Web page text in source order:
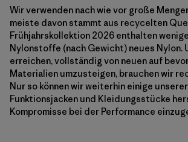
Wir verwenden nach wie vor große
meiste davon stammt aus recycelten
Frühjahrskollektion 2026 enthalten
Nylonstoffe (nach Gewicht) neues Nylon.
erreichen, vollständig von neuen auf
Materialien umzusteigen, brauchen wir
Nur so können wir weiterhin einige
Funktionsjacken und Kleidungsstücke
Kompromisse bei der Performance